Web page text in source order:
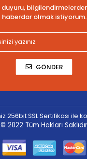
duyuru,
haberdar olmak istiyorum.
GÖNDER
256bit SSL Sertifikası ile
© 2022 Tüm Hakları Saklıdır